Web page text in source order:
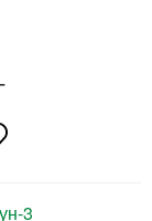
3